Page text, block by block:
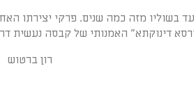
מזה כמה שנים. פרקי יצירתו
דינוקתא" האמנותי של קבסה נעשית
רון ברטוש